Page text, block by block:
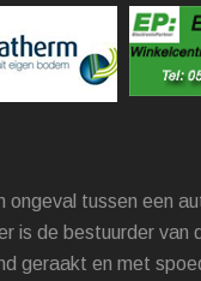
ongeval tussen een
is de bestuurder van
geraakt en met